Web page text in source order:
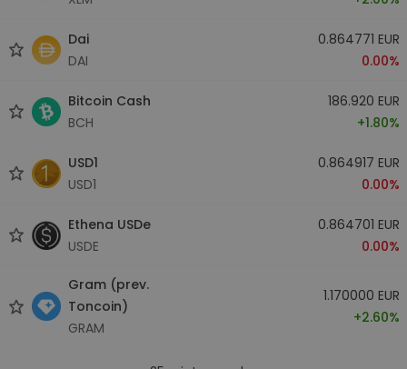
Dai
DAI
0.864771 EUR
0.00%
Bitcoin Cash
BCH
186.920 EUR
+1.80%
USD1
USD1
0.864917 EUR
0.00%
Ethena USDe
USDE
0.864701 EUR
0.00%
Gram (prev.
Toncoin)
GRAM
1.170000 EUR
+2.60%